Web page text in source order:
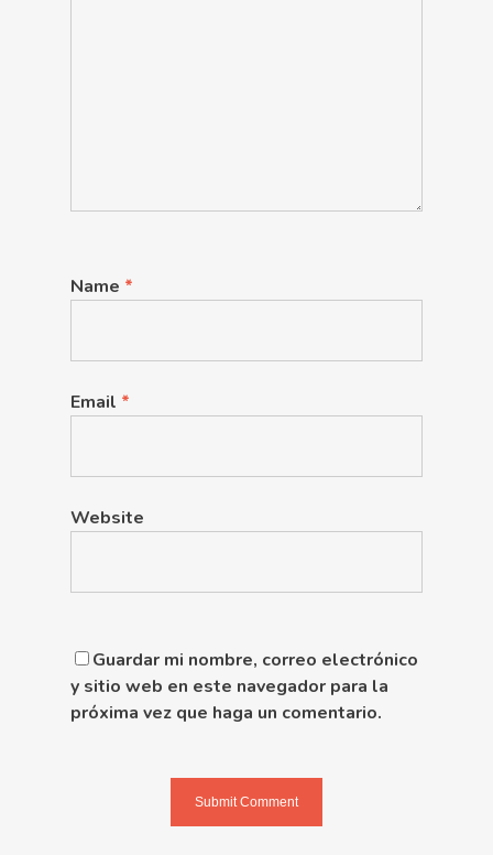
Name *
Email *
Website
Guardar mi nombre, correo electrónico
y sitio web en este navegador para la
próxima vez que haga un comentario.